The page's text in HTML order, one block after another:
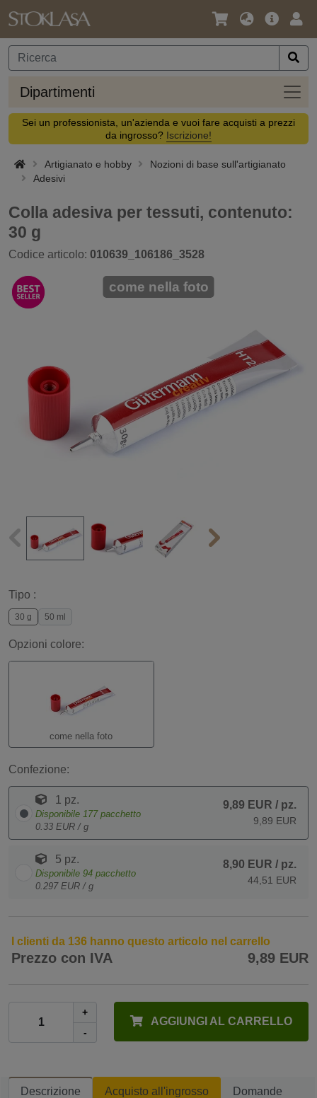
Lingua
Valuta
Offerta
Dipartimenti
Sei un professionista, un'azienda e vuoi fare acquisti a prezzi
da ingrosso? Iscrizione!
Artigianato e hobby
Nozioni di base sull'artigianato
Adesivi
Colla adesiva per tessuti, contenuto:
30 g
Codice articolo: 010639_106186_3528
come nella foto
Tipo :
30 g 50 ml
Opzioni colore:
come nella foto
Confezione:
1 pz.
Disponibile 177 pacchetto
0.33 EUR / g
9,89 EUR / pz.
9,89 EUR
5 pz.
Disponibile 94 pacchetto
0.297 EUR / g
8,90 EUR / pz.
44,51 EUR
I clienti da 136 hanno questo articolo nel carrello
Prezzo con IVA 9,89 EUR
+
-
AGGIUNGI AL CARRELLO
Descrizione Acquisto all'ingrosso Domande